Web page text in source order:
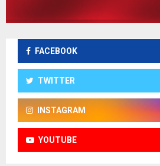
FACEBOOK
TWITTER
INSTAGRAM
YOUTUBE